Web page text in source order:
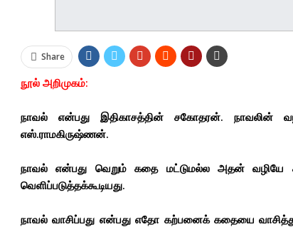
Share
நூல் அறிமுகம்:
நாவல் என்பது இதிகாசத்தின் சகோதரன். நாவலின்
எஸ்.ராமகிருஷ்ணன்.
நாவல் என்பது வெறும் கதை மட்டுமல்ல அதன் வழியே
வெளிப்படுத்தக்கூடியது.
நாவல் வாசிப்பது என்பது எதோ கற்பனைக் கதையை